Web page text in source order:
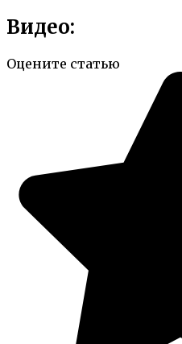
Видео:
Оцените статью